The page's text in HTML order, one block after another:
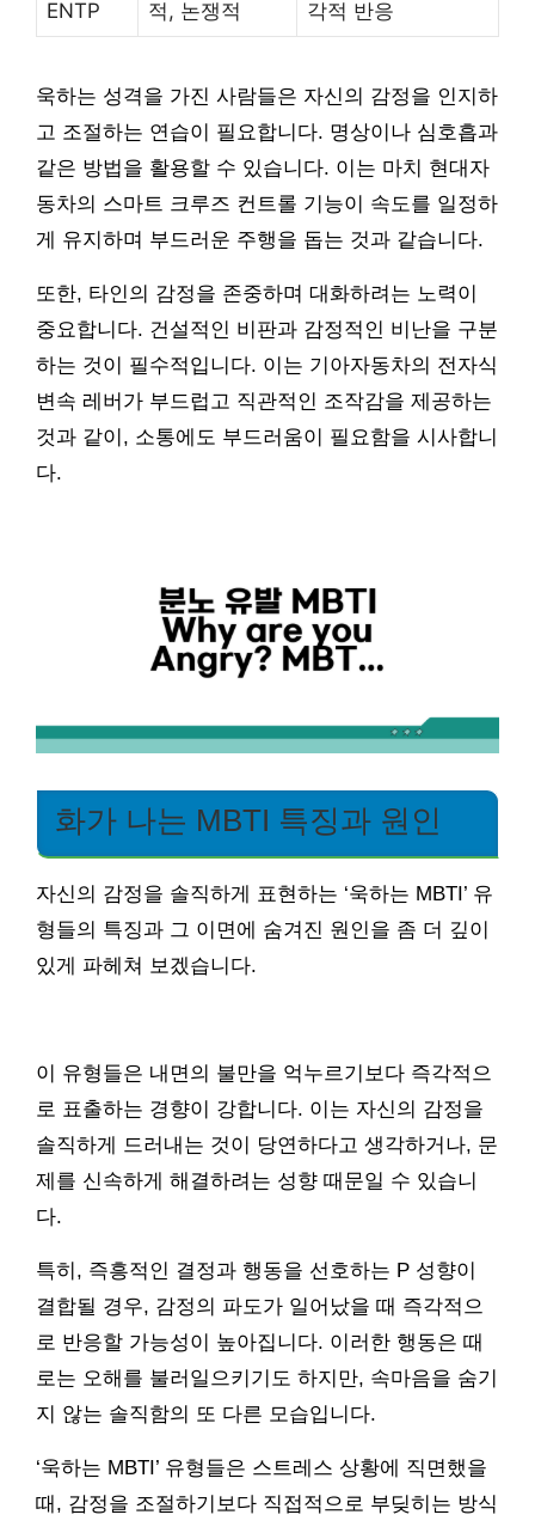
ENTP 적, 논쟁적 각적 반응
욱하는 성격을 가진 사람들은 자신의 감정을 인지하
고 조절하는 연습이 필요합니다. 명상이나 심호흡과
같은 방법을 활용할 수 있습니다. 이는 마치 현대자
동차의 스마트 크루즈 컨트롤 기능이 속도를 일정하
게 유지하며 부드러운 주행을 돕는 것과 같습니다.
또한, 타인의 감정을 존중하며 대화하려는 노력이
중요합니다. 건설적인 비판과 감정적인 비난을 구분
하는 것이 필수적입니다. 이는 기아자동차의 전자식
변속 레버가 부드럽고 직관적인 조작감을 제공하는
것과 같이, 소통에도 부드러움이 필요함을 시사합니
다.
화가 나는 MBTI 특징과 원인
자신의 감정을 솔직하게 표현하는 ‘욱하는 MBTI’ 유
형들의 특징과 그 이면에 숨겨진 원인을 좀 더 깊이
있게 파헤쳐 보겠습니다.
이 유형들은 내면의 불만을 억누르기보다 즉각적으
로 표출하는 경향이 강합니다. 이는 자신의 감정을
솔직하게 드러내는 것이 당연하다고 생각하거나, 문
제를 신속하게 해결하려는 성향 때문일 수 있습니
다.
특히, 즉흥적인 결정과 행동을 선호하는 P 성향이
결합될 경우, 감정의 파도가 일어났을 때 즉각적으
로 반응할 가능성이 높아집니다. 이러한 행동은 때
로는 오해를 불러일으키기도 하지만, 속마음을 숨기
지 않는 솔직함의 또 다른 모습입니다.
‘욱하는 MBTI’ 유형들은 스트레스 상황에 직면했을
때, 감정을 조절하기보다 직접적으로 부딪히는 방식